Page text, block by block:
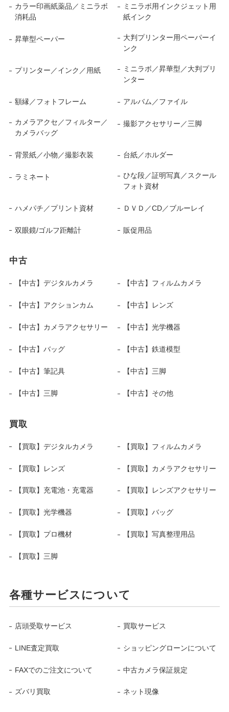
カラー印画紙薬品／ミニラボ
消耗品
ミニラボ用インクジェット用
紙インク
昇華型ペーパー
大判プリンター用ペーパーイ
ンク
プリンター／インク／用紙
ミニラボ／昇華型／大判プリ
ンター
額縁／フォトフレーム アルバム／ファイル
カメラアクセ／フィルター／
カメラバッグ
撮影アクセサリー／三脚
背景紙／小物／撮影衣装 台紙／ホルダー
ラミネート
ひな段／証明写真／スクール
フォト資材
ハメパチ／プリント資材 ＤＶＤ／CD／ブルーレイ
双眼鏡/ゴルフ距離計 販促用品
中古
【中古】デジタルカメラ 【中古】フィルムカメラ
【中古】アクションカム 【中古】レンズ
【中古】カメラアクセサリー 【中古】光学機器
【中古】バッグ 【中古】鉄道模型
【中古】筆記具 【中古】三脚
【中古】三脚 【中古】その他
買取
【買取】デジタルカメラ 【買取】フィルムカメラ
【買取】レンズ 【買取】カメラアクセサリー
【買取】充電池・充電器 【買取】レンズアクセサリー
【買取】光学機器 【買取】バッグ
【買取】プロ機材 【買取】写真整理用品
【買取】三脚
各種サービスについて
店頭受取サービス 買取サービス
LINE査定買取 ショッピングローンについて
FAXでのご注文について 中古カメラ保証規定
ズバリ買取 ネット現像